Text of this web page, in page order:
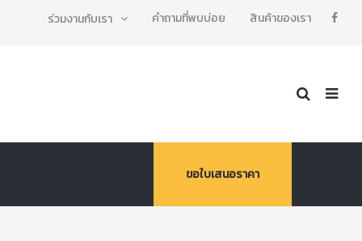
ร่วมงานกับเรา คำถามที่พบบ่อย สินค้าของเรา
ขอใบเสนอราคา